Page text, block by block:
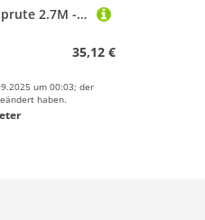
Angelrute Teleskoprute 2.7M - 5.4M Angelrute Teleskop Carbon Fiber Ruten Angelausrüstung Ausrüstung Angelzubehör Angeln(3.6M)
35,12 €
um 00:03; der
haben.